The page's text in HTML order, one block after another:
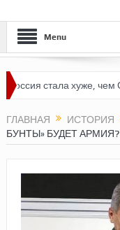
Menu
стала хуже, чем СССР?
ГЛАВНАЯ ИСТОРИЯ
БУНТЫ» БУДЕТ АРМИЯ?